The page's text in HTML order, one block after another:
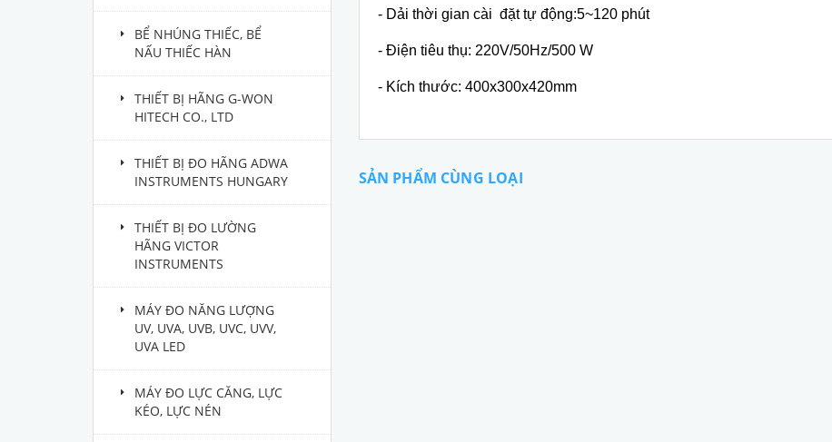
BỂ NHÚNG THIẾC, BỂ
NẤU THIẾC HÀN
THIẾT BỊ HÃNG G-WON
HITECH CO., LTD
THIẾT BỊ ĐO HÃNG ADWA
INSTRUMENTS HUNGARY
THIẾT BỊ ĐO LƯỜNG
HÃNG VICTOR
INSTRUMENTS
MÁY ĐO NĂNG LƯỢNG
UV, UVA, UVB, UVC, UVV,
UVA LED
MÁY ĐO LỰC CĂNG, LỰC
KÉO, LỰC NÉN
- Dải thời gian cài đặt tự động:5~120 phút
- Điện tiêu thụ: 220V/50Hz/500 W
- Kích thước: 400x300x420mm
SẢN PHẨM CÙNG LOẠI